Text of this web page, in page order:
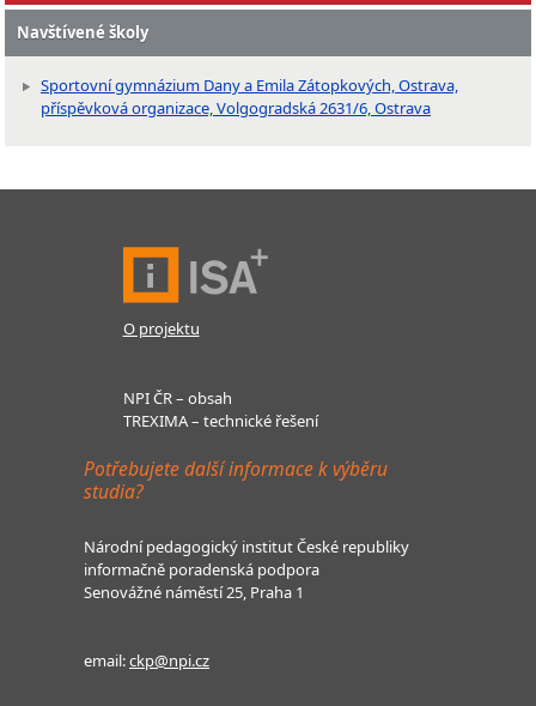
Navštívené školy
Sportovní gymnázium Dany a Emila Zátopkových, Ostrava,
příspěvková organizace, Volgogradská 2631/6, Ostrava
O projektu
NPI ČR – obsah
TREXIMA – technické řešení
Potřebujete další informace k výběru
studia?
Národní pedagogický institut České republiky
informačně poradenská podpora
Senovážné náměstí 25, Praha 1
email:ckp@npi.cz